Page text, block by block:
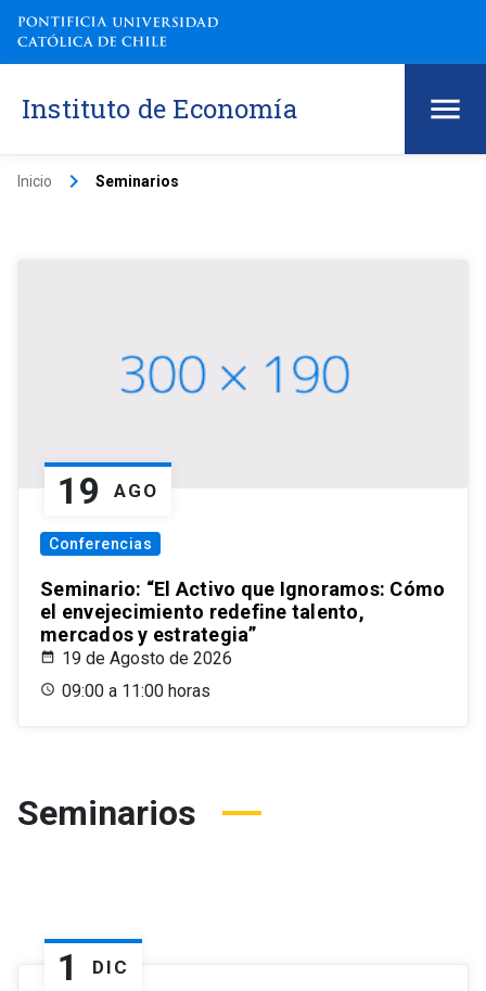
Instituto de Economía
Inicio keyboard_arrow_right Seminarios
19 AGO
Conferencias
Seminario: “El Activo que Ignoramos: Cómo
el envejecimiento redefine talento,
mercados y estrategia”
19 de Agosto de 2026
09:00 a 11:00 horas
Seminarios
1 DIC